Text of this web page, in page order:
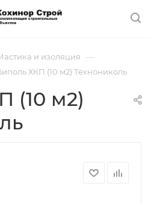
и изоляция —
ХКП (10 м2) Технониколь
(10 м2)